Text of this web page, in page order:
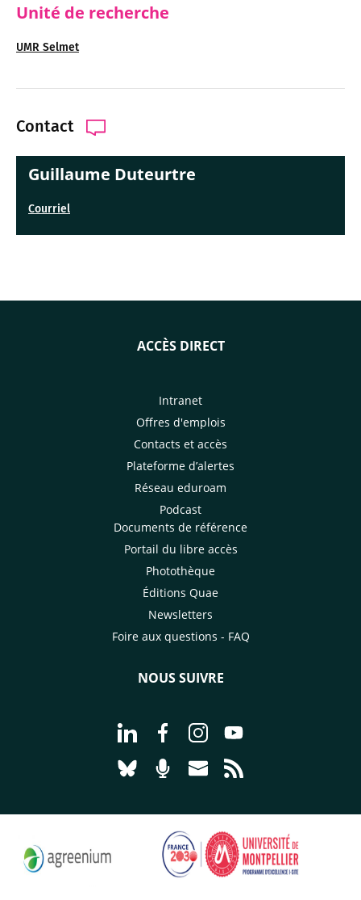
Unité de recherche
UMR Selmet
Contact
Guillaume Duteurtre
Courriel
ACCÈS DIRECT
Intranet
Offres d'emplois
Contacts et accès
Plateforme d’alertes
Réseau eduroam
Podcast
Documents de référence
Portail du libre accès
Photothèque
Éditions Quae
Newsletters
Foire aux questions - FAQ
NOUS SUIVRE
Aller à la page Nous suivre sur
Aller à la page Nous suivre sur
Aller à la page Nous
Aller à la page
Aller à la page Nous suivre sur
Aller à la page Nourrir le
Aller à la page Nous